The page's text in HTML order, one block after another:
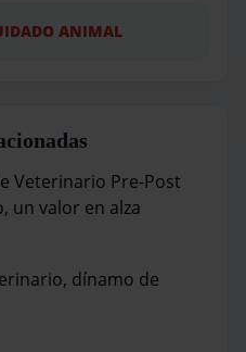
ANIMAL
Veterinario Pre-Post
un valor en alza
dínamo de